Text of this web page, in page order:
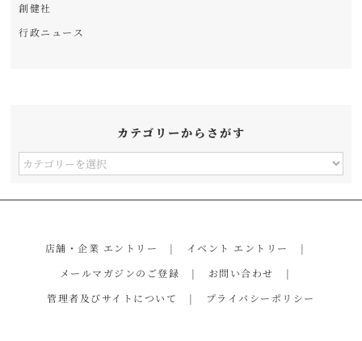
創健社
行政ニュース
カテゴリーからさがす
カ
店舗・企業 エントリー
イベント エントリー
メールマガジンのご登録
お問い合わせ
管理者及びサイトについて
プライバシーポリシー